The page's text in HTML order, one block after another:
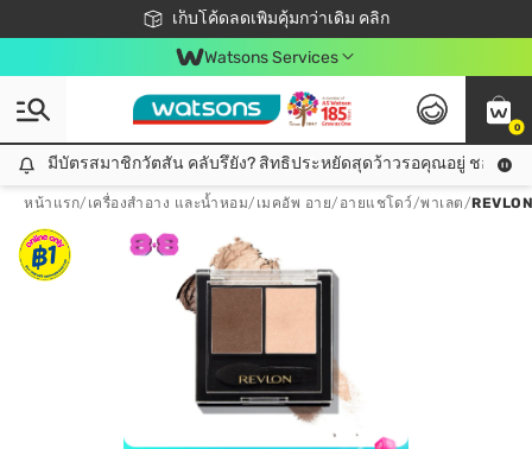
เก็บโค้ดลดเพิ่มคุ้มกว่าเดิม คลิก
ชอปออนไลน์ครั้งแรก ลดเพิ่มจุก ๆ 10%! 🎉
📦ส่งฟรี! เมื่อชอป 499฿
สมาชิกวัตสัน คลับดียังไง?
Watsons Services
0
มีบัตรสมาชิกวัตสัน คลับรึยัง? สิทธิประหยัดสุดว้าวรอคุณอยู่ ชอปคุ้มกว่าเดิม คลิก!
มีบัตรสมาชิกวัตสัน คลับรึยัง? สิทธิประหยัดสุดว้าวรอคุณอยู่ ชอปคุ้มก
หน้าแรก/ เครื่องสำอาง และน้ำหอม/ เมคอัพ อาย/ อายแชโดว์/พาเลต/